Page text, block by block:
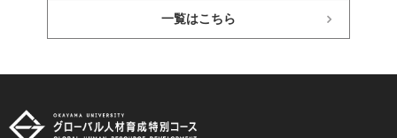
一覧はこちら